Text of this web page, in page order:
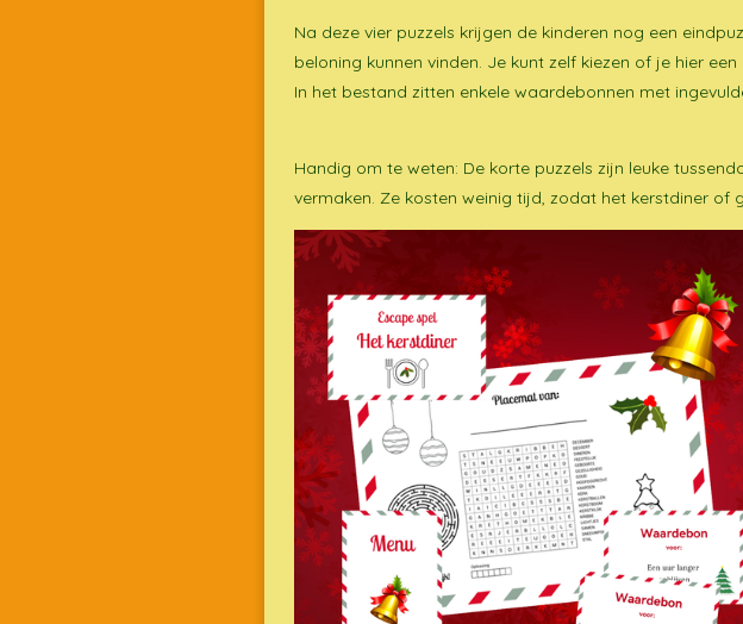
Na deze vier puzzels krijgen de kinderen nog een
beloning kunnen vinden. Je kunt zelf kiezen of je hier
In het bestand zitten enkele waardebonnen met
Handig om te weten: De korte puzzels zijn leuke
vermaken. Ze kosten weinig tijd, zodat het kerstdiner